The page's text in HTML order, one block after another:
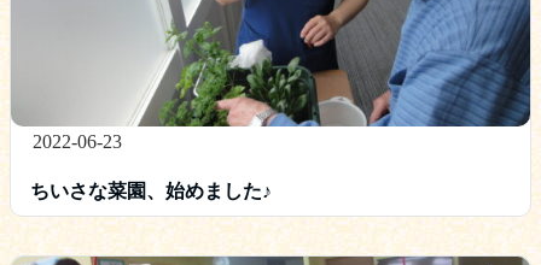
2022-06-23
ちいさな菜園、始めました♪